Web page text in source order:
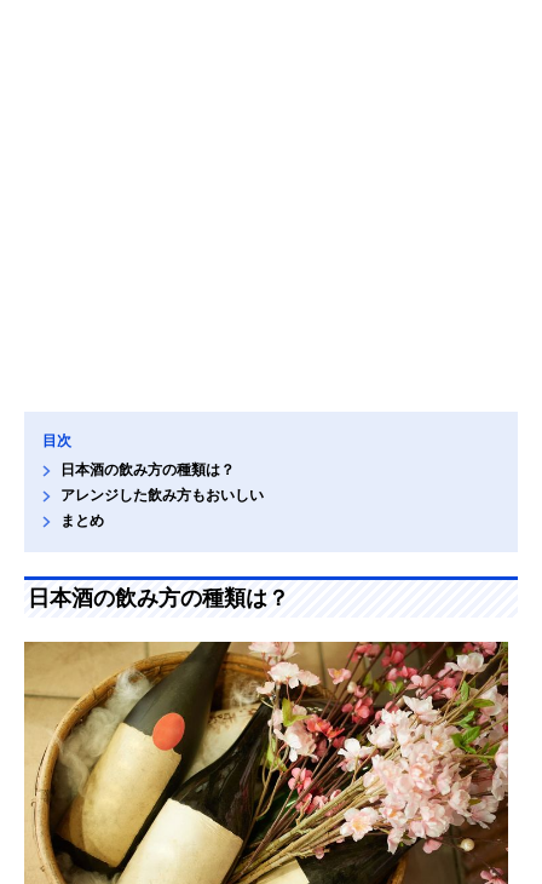
目次
日本酒の飲み方の種類は？
アレンジした飲み方もおいしい
まとめ
日本酒の飲み方の種類は？